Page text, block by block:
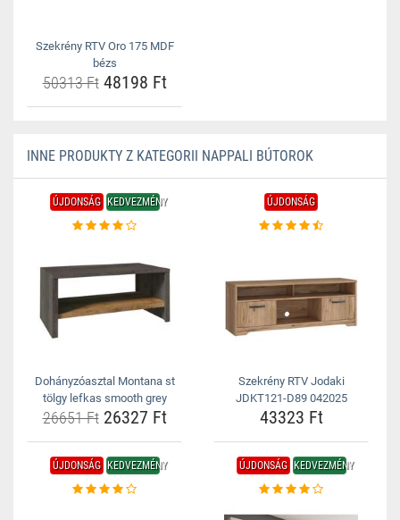
Szekrény RTV Oro 175 MDF
bézs
50313 Ft48198 Ft
INNE PRODUKTY Z KATEGORII NAPPALI BÚTOROK
ÚJDONSÁG KEDVEZMÉNY
Dohányzóasztal Montana st
tölgy lefkas smooth grey
26651 Ft26327 Ft
ÚJDONSÁG
Szekrény RTV Jodaki
JDKT121-D89 042025
43323 Ft
ÚJDONSÁG KEDVEZMÉNY ÚJDONSÁG KEDVEZMÉNY